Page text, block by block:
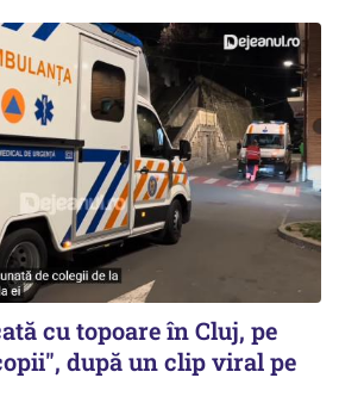
cu topoare în Cluj, pe
după un clip viral pe